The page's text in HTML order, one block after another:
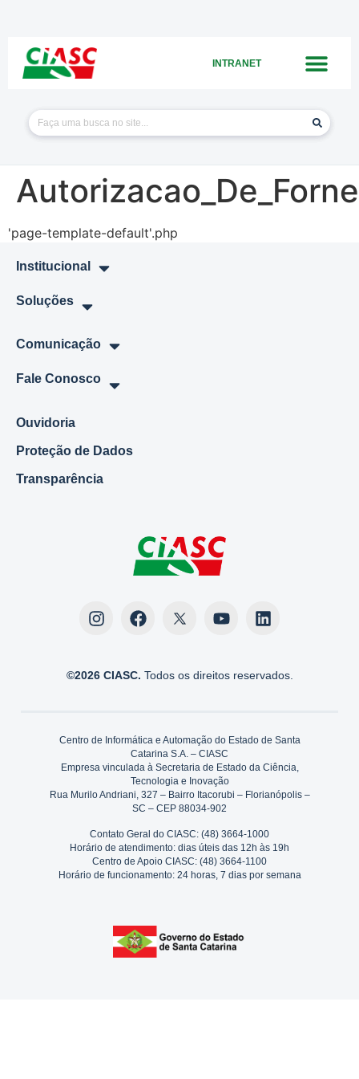
INTRANET
'page-template-default'.php
Institucional
Soluções
Comunicação
Fale Conosco
Ouvidoria
Proteção de Dados
Transparência
©2026 CIASC. Todos os direitos reservados.
Centro de Informática e Automação do Estado de Santa
Catarina S.A. – CIASC
Empresa vinculada à Secretaria de Estado da Ciência,
Tecnologia e Inovação
Rua Murilo Andriani, 327 – Bairro Itacorubi – Florianópolis –
SC – CEP 88034-902
Contato Geral do CIASC: (48) 3664-1000
Horário de atendimento: dias úteis das 12h às 19h
Centro de Apoio CIASC: (48) 3664-1100
Horário de funcionamento: 24 horas, 7 dias por semana